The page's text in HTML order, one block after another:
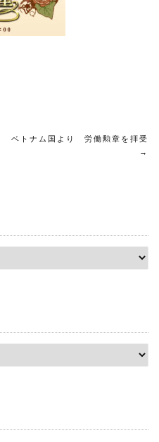
ベトナム国より 労働勲章を拝受
→